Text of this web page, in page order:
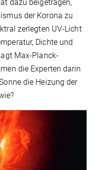
dazu beigetragen,
der Korona zu
zerlegten UV-Licht
Dichte und
Max-Planck-
die Experten darin
die Heizung der